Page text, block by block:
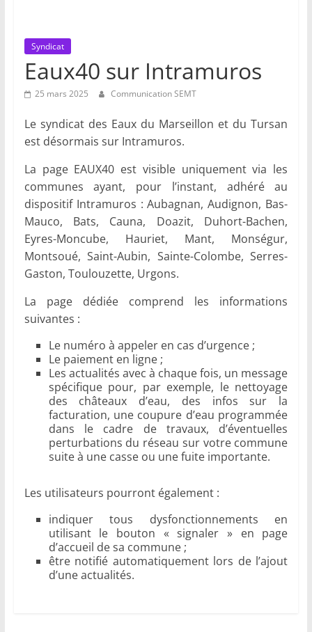
du
Tursan
service
de
proximité
Syndicat
Eaux40 sur Intramuros
25 mars 2025 Communication SEMT
Le syndicat des Eaux du Marseillon et du Tursan
est désormais sur Intramuros.
La page EAUX40 est visible uniquement via les
communes ayant, pour l’instant, adhéré au
dispositif Intramuros : Aubagnan, Audignon, Bas-
Mauco, Bats, Cauna, Doazit, Duhort-Bachen,
Eyres-Moncube, Hauriet, Mant, Monségur,
Montsoué, Saint-Aubin, Sainte-Colombe, Serres-
Gaston, Toulouzette, Urgons.
La page dédiée comprend les informations
suivantes :
Le numéro à appeler en cas d’urgence ;
Le paiement en ligne ;
Les actualités avec à chaque fois, un message
spécifique pour, par exemple, le nettoyage
des châteaux d’eau, des infos sur la
facturation, une coupure d’eau programmée
dans le cadre de travaux, d’éventuelles
perturbations du réseau sur votre commune
suite à une casse ou une fuite importante.
Les utilisateurs pourront également :
indiquer tous dysfonctionnements en
utilisant le bouton « signaler » en page
d’accueil de sa commune ;
être notifié automatiquement lors de l’ajout
d’une actualités.